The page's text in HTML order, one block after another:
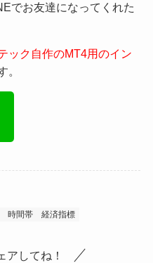
でお友達になってくれた
ック自作のMT4用のイン
。
時間帯 経済指標
アしてね！